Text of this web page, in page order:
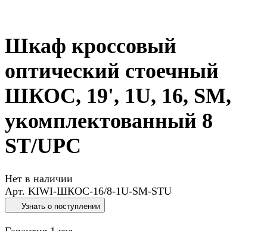
Шкаф кроссовый
оптический стоечный
ШКОС, 19', 1U, 16, SM,
укомплектованный 8
ST/UPC
Нет в наличии
Арт. KIWI-ШКОС-16/8-1U-SM-STU
Узнать о поступлении